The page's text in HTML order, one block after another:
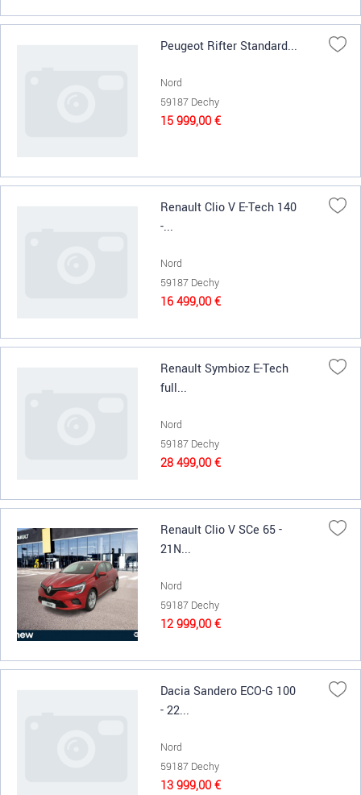
Peugeot Rifter Standard...
Nord
59187 Dechy
15 999,00 €
Renault Clio V E-Tech 140
-...
Nord
59187 Dechy
16 499,00 €
Renault Symbioz E-Tech
full...
Nord
59187 Dechy
28 499,00 €
Renault Clio V SCe 65 -
21N...
Nord
59187 Dechy
12 999,00 €
Dacia Sandero ECO-G 100
- 22...
Nord
59187 Dechy
13 999,00 €